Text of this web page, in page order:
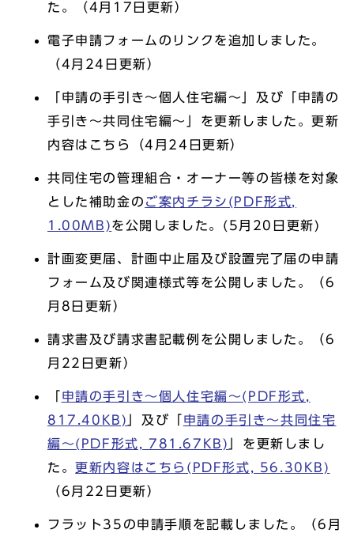
た。（4月17日更新）
電子申請フォームのリンクを追加しました。
（4月24日更新）
「申請の手引き～個人住宅編～」及び「申請の
手引き～共同住宅編～」を更新しました。更新
内容はこちら（4月24日更新）
共同住宅の管理組合・オーナー等の皆様を対象
とした補助金の ご案内チラシ(PDF形式,
1.00MB)を公開しました。(5月20日更新)
計画変更届、計画中止届及び設置完了届の申請
フォーム及び関連様式等を公開しました。（6
月8日更新）
請求書及び請求書記載例を公開しました。（6
月22日更新）
申請の手引き～個人住宅編～(PDF形式,
817.40KB)
」及び「 申請の手引き～共同住宅
編～(PDF形式, 781.67KB)
」を更新しまし
た。 更新内容はこちら(PDF形式, 56.30KB)
（6月22日更新）
フラット35の申請手順を記載しました。（6月